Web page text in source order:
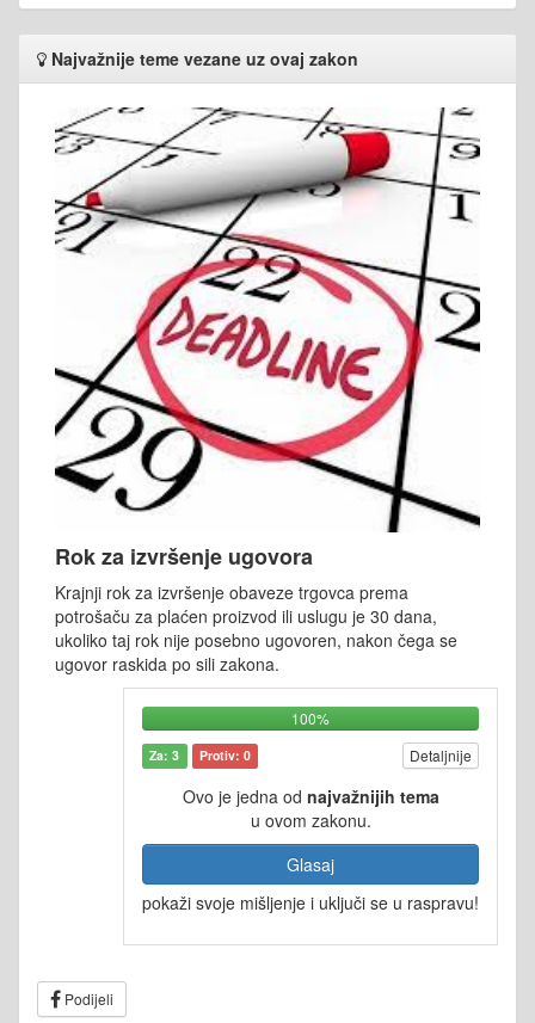
Najvažnije teme vezane uz ovaj zakon
Rok za izvršenje ugovora
Krajnji rok za izvršenje obaveze trgovca prema
potrošaču za plaćen proizvod ili uslugu je 30 dana,
ukoliko taj rok nije posebno ugovoren, nakon čega se
ugovor raskida po sili zakona.
100%
Za: 3 Protiv: 0 Detaljnije
Ovo je jedna od najvažnijih tema
u ovom zakonu.
Glasaj
pokaži svoje mišljenje i uključi se u raspravu!
Podijeli